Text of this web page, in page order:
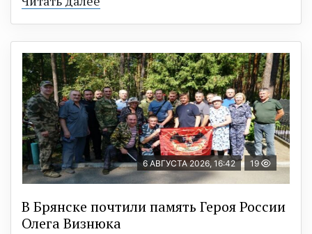
6 АВГУСТА 2026, 16:42 19
В Брянске почтили память Героя России
Олега Визнюка